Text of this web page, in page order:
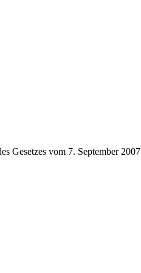
Gesetzes vom 7. September 2007